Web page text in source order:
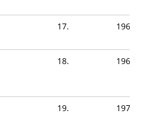
17. 1962
18. 1964
19. 1979